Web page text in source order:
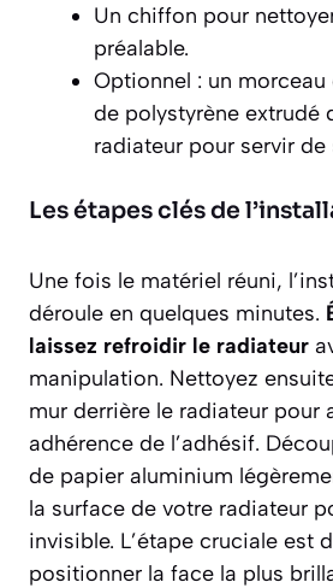
Un chiffon pour
préalable.
Optionnel : un
de polystyrène extrudé
radiateur pour servir
Les étapes clés de
Une fois le matériel réuni,
déroule en quelques minutes.
laissez refroidir le radiateur
manipulation. Nettoyez
mur derrière le radiateur pour
adhérence de l’adhésif.
de papier aluminium
la surface de votre radiateur
invisible. L’étape cruciale est
positionner la face la plus